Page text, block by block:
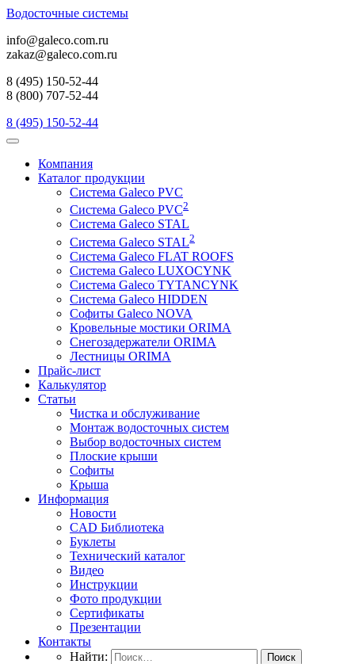
Водосточные системы
info@galeco.com.ru
zakaz@galeco.com.ru
8 (495) 150-52-44
8 (800) 707-52-44
8 (495) 150-52-44
Компания
Каталог продукции
Система Galeco PVC
Система Galeco PVC2
Cистема Galeco STAL
Система Galeco STAL2
Система Galeco FLAT ROOFS
Система Galeco LUXOCYNK
Система Galeco TYTANCYNK
Система Galeco HIDDEN
Софиты Galeco NOVA
Кровельные мостики ORIMA
Снегозадержатели ORIMA
Лестницы ORIMA
Прайс-лист
Калькулятор
Статьи
Чистка и обслуживание
Монтаж водосточных систем
Выбор водосточных систем
Плоские крыши
Софиты
Крыша
Информация
Новости
CAD Библиотека
Буклеты
Технический каталог
Видео
Инструкции
Фото продукции
Сертификаты
Презентации
Контакты
Найти: